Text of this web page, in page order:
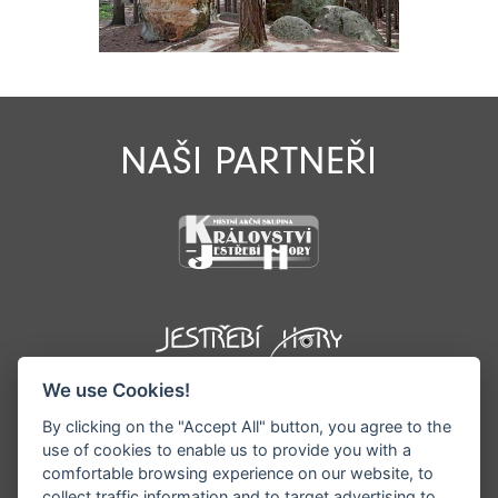
NAŠI PARTNEŘI
We use Cookies!
By clicking on the "Accept All" button, you agree to the
use of cookies to enable us to provide you with a
comfortable browsing experience on our website, to